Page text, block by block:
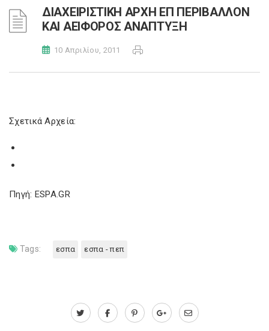
ΔΙΑΧΕΙΡΙΣΤΙΚΗ ΑΡΧΗ ΕΠ ΠΕΡΙΒΑΛΛΟΝ
ΚΑΙ ΑΕΙΦΟΡΟΣ ΑΝΑΠΤΥΞΗ
10 Απριλίου, 2011
Σχετικά Αρχεία:
Πηγή: ESPA.GR
Tags: εσπα εσπα - πεπ